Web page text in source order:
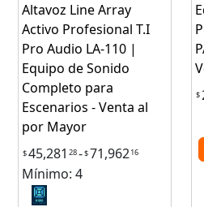
Altavoz Line Array
Activo Profesional T.I
Pro Audio LA-110 |
Equipo de Sonido
Completo para
Escenarios - Venta al
por Mayor
$45,281 28-$71,96216
Mínimo: 4
$